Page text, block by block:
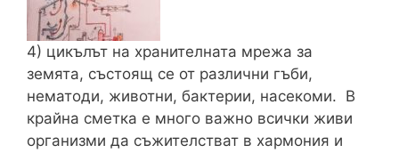
4) цикълът на хранителната мрежа за
земята, състоящ се от различни гъби,
нематоди, животни, бактерии, насекоми. В
крайна сметка е много важно всички живи
организми да съжителстват в хармония и